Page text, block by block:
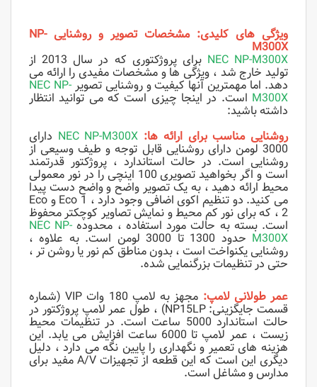
ویژگی های کلیدی: مشخصات تصویر و روشنایی NP-
M300X
NEC NP-M300X برای پروژکتوری که در سال 2013 از
تولید خارج شد ، ویژگی ها و مشخصات مفیدی را ارائه می
دهد. اما مهمترین آنها کیفیت و روشنایی تصویرNEC NP-
M300X است. در اینجا چیزی است که می توانید انتظار
داشته باشید:
روشنایی مناسب برای ارائه ها: NEC NP-M300X دارای
3000 لومن دارای روشنایی قابل توجه و طیف وسیعی از
روشنایی است. در حالت استاندارد ، پروژکتور قدرتمند
است و اگر بخواهید تصویری 100 اینچی را در نور معمولی
محیط ارائه دهید ، به یک تصویر واضح و واضح دست پیدا
می کنید. دو تنظیم اکوی اضافی وجود دارد ، Eco 1 و Eco
2 ، که برای نور کم محیط و نمایش تصاویر کوچکتر محفوظ
است. بسته به حالت مورد استفاده ، محدوده NEC NP-
M300X حدود 1300 تا 3000 لومن است. به علاوه ،
روشنایی یکنواخت است ، بدون مناطق کم نور یا روشن تر ،
حتی در تنظیمات بزرگنمایی شده.
عمر طولانی لامپ:
مجهز به لامپ 180 وات VIP (شماره
قسمت جایگزینی: NP15LP) ، طول عمر لامپ پروژکتور در
حالت استاندارد 5000 ساعت است. در تنظیمات محیط
زیست ، عمر لامپ تا 6000 ساعت افزایش می یابد. این
هزینه های تعمیر و نگهداری را پایین نگه می دارد ، دلیل
دیگری این است که این قطعه از تجهیزات A/V مفید برای
مدارس و مشاغل است.